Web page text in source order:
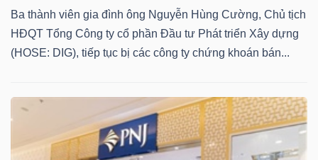
Ba thành viên gia đình ông Nguyễn Hùng Cường, Chủ tịch
HĐQT Tổng Công ty cổ phần Đầu tư Phát triển Xây dựng
(HOSE: DIG), tiếp tục bị các công ty chứng khoán bán...